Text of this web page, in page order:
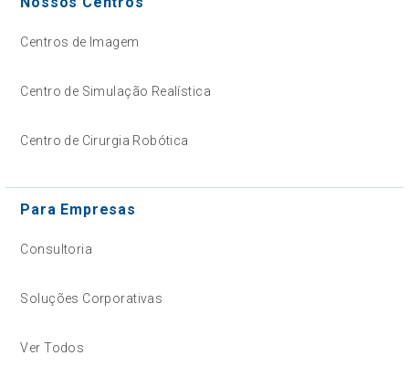
Centros de Imagem
Centro de Simulação Realística
Centro de Cirurgia Robótica
Para Empresas
Consultoria
Soluções Corporativas
Ver Todos